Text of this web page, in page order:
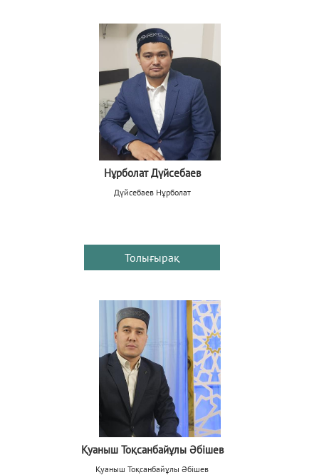
Нұрболат Дүйсебаев
Дүйсебаев Нұрболат
Толығырақ
Қуаныш Тоқсанбайұлы Әбішев
Қуаныш Тоқсанбайұлы Әбішев